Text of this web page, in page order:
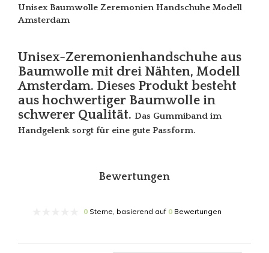
Unisex Baumwolle Zeremonien Handschuhe Modell
Amsterdam
Unisex-Zeremonienhandschuhe aus
Baumwolle mit drei Nähten, Modell
Amsterdam. Dieses Produkt besteht
aus hochwertiger Baumwolle in
schwerer Qualität. Das Gummiband im
Handgelenk sorgt für eine gute Passform.
Bewertungen
0 Sterne, basierend auf 0 Bewertungen